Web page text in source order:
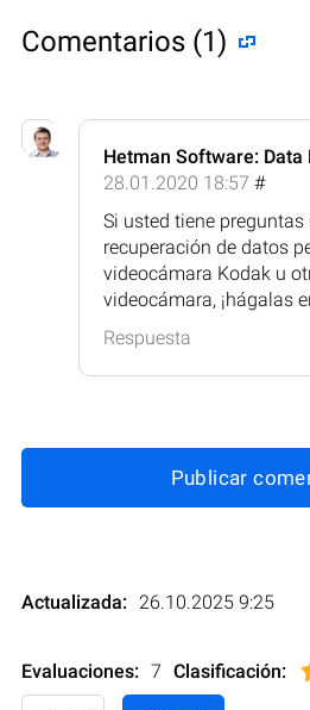
Comentarios (1)
Hetman Software: Data
28.01.2020 18:57 #
Si usted tiene preguntas
recuperación de datos
videocámara Kodak u
videocámara, ¡hágalas
Respuesta
Publicar
Actualizada: 26.10.2025 9:25
Evaluaciones: 7 Clasificación: